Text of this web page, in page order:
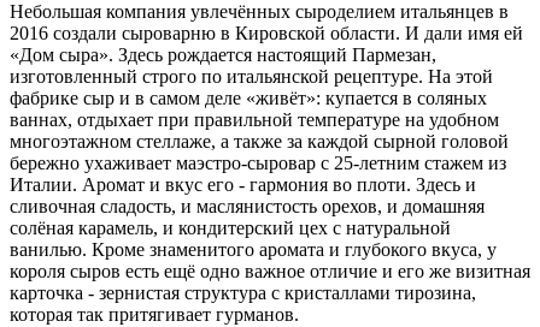
Небольшая компания увлечённых сыроделием итальянцев в
2016 создали сыроварню в Кировской области. И дали имя ей
«Дом сыра». Здесь рождается настоящий Пармезан,
изготовленный строго по итальянской рецептуре. На этой
фабрике сыр и в самом деле «живёт»: купается в соляных
ваннах, отдыхает при правильной температуре на удобном
многоэтажном стеллаже, а также за каждой сырной головой
бережно ухаживает маэстро-сыровар с 25-летним стажем из
Италии. Аромат и вкус его - гармония во плоти. Здесь и
сливочная сладость, и маслянистость орехов, и домашняя
солёная карамель, и кондитерский цех с натуральной
ванилью. Кроме знаменитого аромата и глубокого вкуса, у
короля сыров есть ещё одно важное отличие и его же визитная
карточка - зернистая структура с кристаллами тирозина,
которая так притягивает гурманов.